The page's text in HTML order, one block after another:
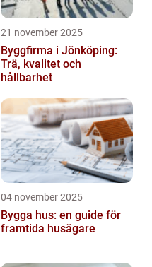
21 november 2025
Byggfirma i Jönköping:
Trä, kvalitet och
hållbarhet
04 november 2025
Bygga hus: en guide för
framtida husägare